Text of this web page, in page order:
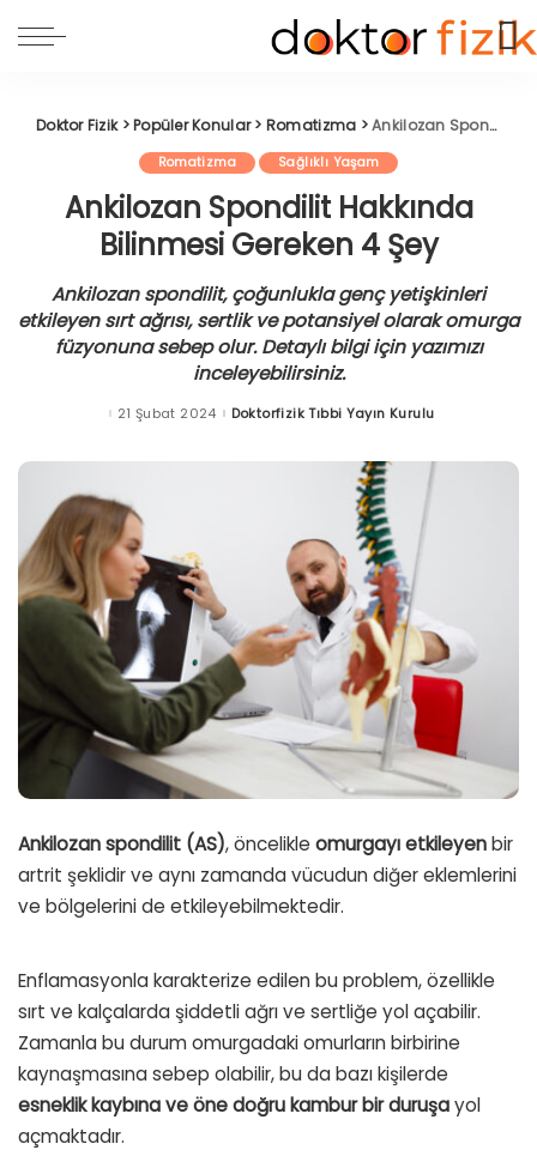
Doktor Fizik>Popüler Konular> Romatizma >Ankilozan Spondilit Hakkında Bilinmesi Gereken 4 Şey
Romatizma Sağlıklı Yaşam
Ankilozan Spondilit Hakkında
Bilinmesi Gereken 4 Şey
Ankilozan spondilit, çoğunlukla genç yetişkinleri
etkileyen sırt ağrısı, sertlik ve potansiyel olarak omurga
füzyonuna sebep olur. Detaylı bilgi için yazımızı
inceleyebilirsiniz.
21 Şubat 2024Posted
Doktorfizik Tıbbi Yayın Kurulu
Ankilozan spondilit (AS), öncelikle omurgayı etkileyenbir
artrit şeklidir ve aynı zamanda vücudun diğer eklemlerini
ve bölgelerini de etkileyebilmektedir.
Enflamasyonla karakterize edilen bu problem, özellikle
sırt ve kalçalarda şiddetli ağrı ve sertliğe yol açabilir.
Zamanla bu durum omurgadaki omurların birbirine
kaynaşmasına sebep olabilir, bu da bazı kişilerde
esneklik kaybına ve öne doğru kambur bir duruşayol
açmaktadır.